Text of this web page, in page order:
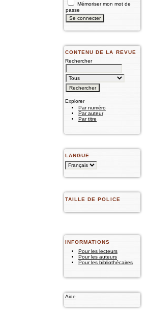
Mémoriser mon mot de
passe
CONTENU DE LA REVUE
Rechercher
Explorer
Par numéro
Par auteur
Par titre
LANGUE
TAILLE DE POLICE
INFORMATIONS
Pour les lecteurs
Pour les auteurs
Pour les bibliothécaires
Aide